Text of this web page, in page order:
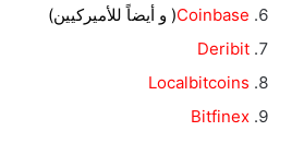
Coinbase( و أيضاً للأميركيين)
Deribit
Localbitcoins
Bitfinex